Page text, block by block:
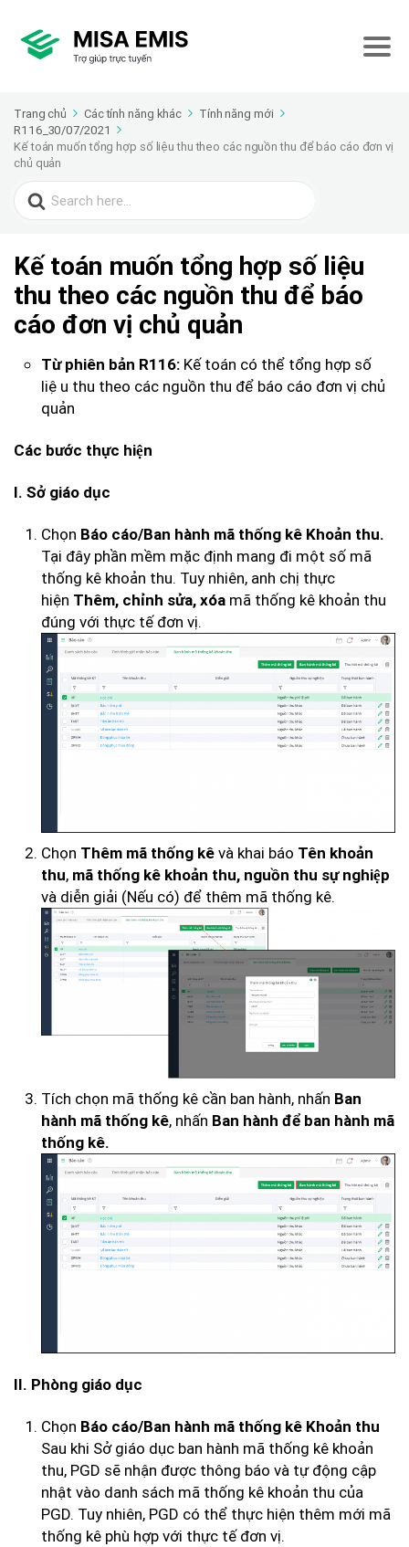
Trang chủ Các tính năng khác
Tính năng mới
R116_30/07/2021
Kế toán muốn tổng hợp số liệu thu theo các nguồn thu để báo cáo đơn vị
chủ quản
Search
for:
Kế toán muốn tổng hợp số liệu
thu theo các nguồn thu để báo
cáo đơn vị chủ quản
Từ phiên bản R116: Kế toán có thể tổng hợp số
liệu thu theo các nguồn thu để báo cáo đơn vị chủ
quản
Các bước thực hiện
I. Sở giáo dục
Chọn Báo cáo/Ban hành mã thống kê Khoản thu.
Tại đây phần mềm mặc định mang đi một số mã
thống kê khoản thu. Tuy nhiên, anh chị thực
hiện Thêm, chỉnh sửa, xóa mã thống kê khoản thu
đúng với thực tế đơn vị.
Chọn Thêm mã thống kê và khai báo Tên khoản
thu, mã thống kê khoản thu, nguồn thu sự nghiệp
và diễn giải (Nếu có) để thêm mã thống kê.
Tích chọn mã thống kê cần ban hành, nhấn Ban
hành mã thống kê, nhấn Ban hành để ban hành mã
thống kê.
II. Phòng giáo dục
Chọn Báo cáo/Ban hành mã thống kê Khoản thu
Sau khi Sở giáo dục ban hành mã thống kê khoản
thu, PGD sẽ nhận được thông báo và tự động cập
nhật vào danh sách mã thống kê khoản thu của
PGD. Tuy nhiên, PGD có thể thực hiện thêm mới mã
thống kê phù hợp với thực tế đơn vị.